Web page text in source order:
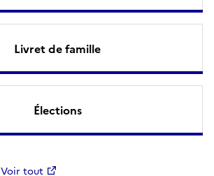
Livret de famille
Élections
Voir tout